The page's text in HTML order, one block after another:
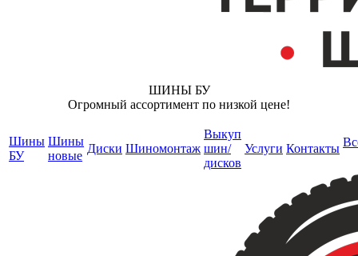
ШИНЫ БУ
Огромный ассортимент по низкой цене!
Шины
БУ
Шины
новые
Диски Шиномонтаж
Выкуп
шин/
дисков
Услуги Контакты